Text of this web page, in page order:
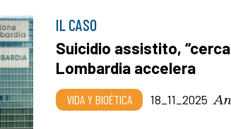
IL CASO
Suicidio assistito,
Lombardia accelera
VIDA Y BIOÉTICA 18_11_2025